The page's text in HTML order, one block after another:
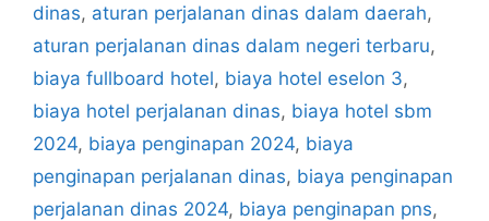
dinas, aturan perjalanan dinas dalam daerah,
aturan perjalanan dinas dalam negeri terbaru,
biaya fullboard hotel, biaya hotel eselon 3,
biaya hotel perjalanan dinas, biaya hotel sbm
2024, biaya penginapan 2024, biaya
penginapan perjalanan dinas, biaya penginapan
perjalanan dinas 2024, biaya penginapan pns,